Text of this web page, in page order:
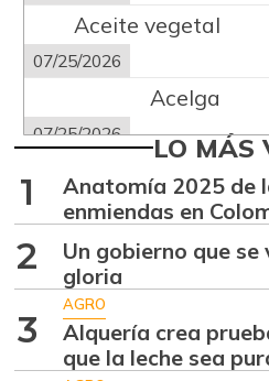
Aceite vegetal
07/25/2026
Acelga
07/25/2026
07/25/2026
Aguacate hass
07/25/2026
papelillo
07/25/2026
LO MÁS
1
Anatomía 2025 de
enmiendas en
2
Un gobierno que se
gloria
3
AGRO
Alquería crea
que la leche sea